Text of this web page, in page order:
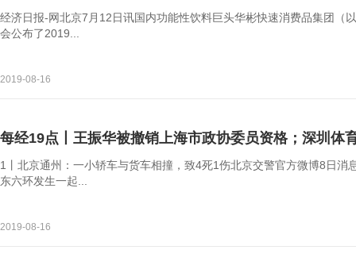
经济日报-网北京7月12日讯国内功能性饮料巨头华彬快速消费品集团（
会公布了2019...
2019-08-16
每经19点丨王振华被撤销上海市政协委员资格；深圳体
1丨北京通州：一小轿车与货车相撞，致4死1伤北京交警官方微博8日消
东六环发生一起...
2019-08-16